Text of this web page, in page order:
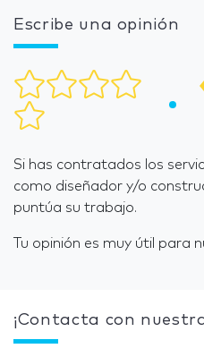
Escribe una opinión
Si has contratados los
como diseñador y/o
puntúa su trabajo.
Tu opinión es muy útil para
¡Contacta con